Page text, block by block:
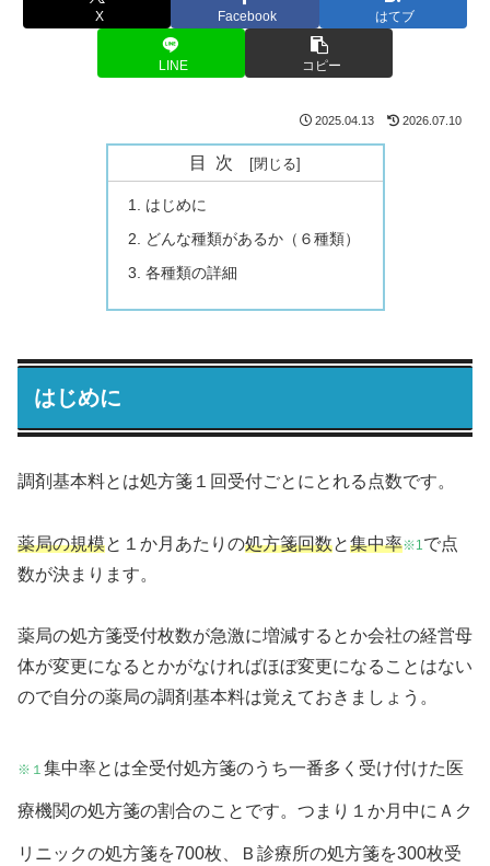
X Facebook はてブ
LINE コピー
2025.04.13 2026.07.10
目次
はじめに
どんな種類があるか（６種類）
各種類の詳細
はじめに
調剤基本料とは処方箋１回受付ごとにとれる点数です。
薬局の規模と１か月あたりの処方箋回数と集中率※1 で点
数が決まります。
薬局の処方箋受付枚数が急激に増減するとか会社の経営母
体が変更になるとかがなければほぼ変更になることはない
ので自分の薬局の調剤基本料は覚えておきましょう。
※ １ 集中率とは全受付処方箋のうち一番多く受け付けた医
療機関の処方箋の割合のことです。つまり１か月中にＡク
リニックの処方箋を700枚、Ｂ診療所の処方箋を300枚受